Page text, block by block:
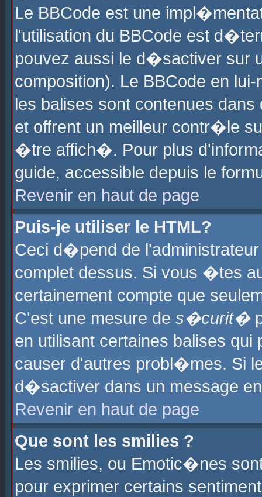
Le BBCode est une
l'utilisation du BBCode est
pouvez aussi le d�sactiver sur
composition). Le BBCode en
les balises sont contenues
et offrent un meilleur contr�le
�tre affich�. Pour plus
guide, accessible depuis le
Revenir en haut de page
Puis-je utiliser le HTML?
Ceci d�pend de
complet dessus. Si vous �tes
certainement compte que
C'est une mesure de s�curit�
en utilisant certaines balises
causer d'autres probl�mes. Si
d�sactiver dans un message
Revenir en haut de page
Que sont les smilies ?
Les smilies, ou Emotic�nes
pour exprimer certains